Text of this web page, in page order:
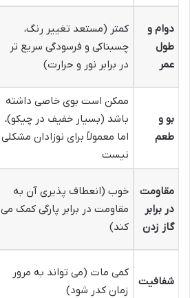
دوام و
طول
عمر
کمتر (مستعد تغییر رنگ،
چسبناکی و فرسودگی سریع تر
در برابر نور و حرارت)
بو و
طعم
ممکن است بوی خاصی داشته
باشد (بسیار خفیف در چیکو)،
اما معمولاً برای نوزادان مشکلی
نیست
مقاومت
در برابر
گاز زدن
خوب (انعطاف پذیری آن به
مقاومت در برابر پارگی کمک می
کند)
شفافیت
کمی مات (می تواند به مرور
زمان کدر شود)